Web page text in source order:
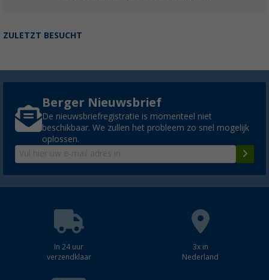
ZULETZT BESUCHT
Berger Nieuwsbrief
De nieuwsbriefregistratie is momenteel niet
beschikbaar. We zullen het probleem zo snel mogelijk
oplossen.
In 24 uur
verzendklaar
3x in
Nederland